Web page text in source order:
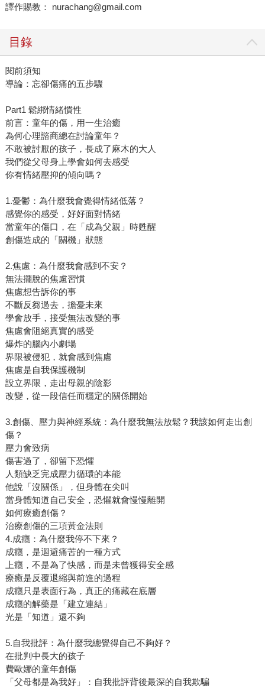
譯作賜教： nurachang@gmail.com
目錄
閱前須知
導論：忘卻傷痛的五步驟
Part1 鬆綁情緒慣性
前言：童年的傷，用一生治癒
為何心理諮商總在討論童年？
不敢被討厭的孩子，長成了麻木的大人
我們從父母身上學會如何去感受
你有情緒壓抑的傾向嗎？
1.憂鬱：為什麼我會覺得情緒低落？
感覺你的感受，好好面對情緒
當童年的傷口，在「成為父親」時甦醒
創傷造成的「關機」狀態
2.焦慮：為什麼我會感到不安？
無法擺脫的焦慮習慣
焦慮想告訴你的事
不斷反芻過去，擔憂未來
學會放手，接受無法改變的事
焦慮會阻絕真實的感受
爆炸的腦內小劇場
界限被侵犯，就會感到焦慮
焦慮是自我保護機制
設立界限，走出母親的陰影
改變，從一段信任而穩定的關係開始
3.創傷、壓力與神經系統：為什麼我無法放鬆？我該如何走出創
傷？
壓力會致病
傷害過了，卻留下恐懼
人類缺乏完成壓力循環的本能
他說「沒關係」，但身體在尖叫
當身體知道自己安全，恐懼就會慢慢離開
如何療癒創傷？
治療創傷的三項黃金法則
4.成癮：為什麼我停不下來？
成癮，是迴避痛苦的一種方式
上癮，不是為了快感，而是未曾獲得安全感
療癒是反覆退縮與前進的過程
成癮只是表面行為，真正的痛藏在底層
成癮的解藥是「建立連結」
光是「知道」還不夠
5.自我批評：為什麼我總覺得自己不夠好？
在批判中長大的孩子
費歐娜的童年創傷
「父母都是為我好」：自我批評背後最深的自我欺騙